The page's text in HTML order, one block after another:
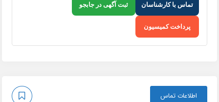
تماس با کارشناسان ثبت آگهی در جابجو
پرداخت کمیسیون
اطلاعات تماس